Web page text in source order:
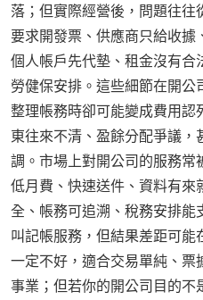
落；但實際經營後，問題往
要求開發票、供應商只給收
個人帳戶先代墊、租金沒有
勞健保安排。這些細節在開
整理帳務時卻可能變成費用
東往來不清、盈餘分配爭議
調。市場上對開公司的服務
低月費、快速送件、資料有
全、帳務可追溯、稅務安排
叫記帳服務，但結果差距可
一定不好，適合交易單純、
事業；但若你的開公司目的